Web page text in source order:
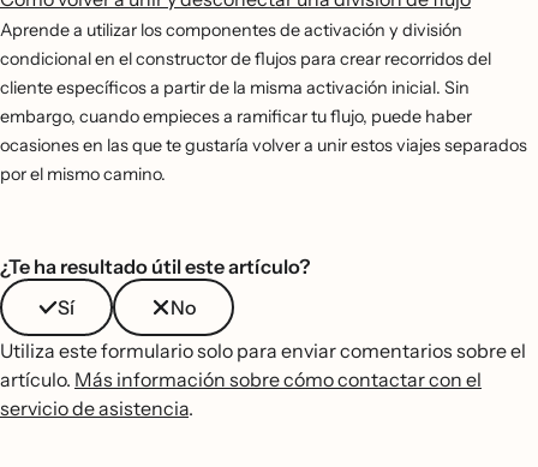
Aprende a utilizar los componentes de activación y división
condicional en el constructor de flujos para crear recorridos del
cliente específicos a partir de la misma activación inicial. Sin
embargo, cuando empieces a ramificar tu flujo, puede haber
ocasiones en las que te gustaría volver a unir estos viajes separados
por el mismo camino.
¿Te ha resultado útil este artículo?
Sí
No
Utiliza este formulario solo para enviar comentarios sobre el
artículo. Más información sobre cómo contactar con el
servicio de asistencia.